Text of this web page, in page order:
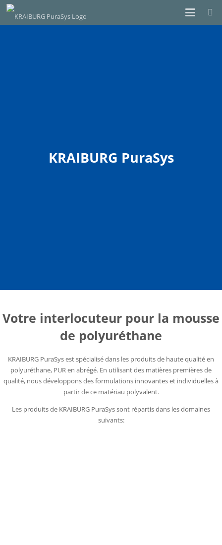
KRAIBURG PuraSys
Votre interlocuteur pour la mousse
de polyuréthane
KRAIBURG PuraSys est spécialisé dans les produits de haute qualité en
polyuréthane, PUR en abrégé. En utilisant des matières premières de
qualité, nous développons des formulations innovantes et individuelles à
partir de ce matériau polyvalent.
Les produits de KRAIBURG PuraSys sont répartis dans les domaines
suivants: